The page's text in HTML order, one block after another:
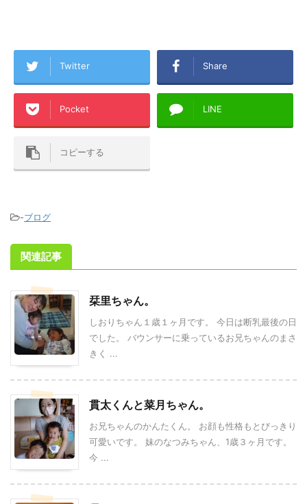
Twitter Share
Pocket LINE
コピーする
-ブログ
関連記事
栞里ちゃん。
しおりちゃん１歳１ヶ月です。 今日は断乳最後の日
でした。 バウンサーに乗っているお兄ちゃんのまさ
きく ...
貫太くんと菜月ちゃん。
お兄ちゃんのかんたくん。 お顔も性格もとびっきり
可愛いです。 妹のなつみちゃん、1歳３ヶ月です。
今 ...